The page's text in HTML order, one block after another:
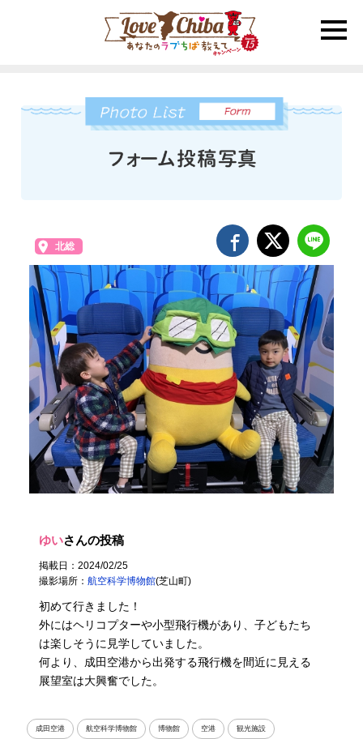
toggle
北総
ゆいさんの投稿
掲載日：2024/02/25
撮影場所：航空科学博物館(芝山町)
初めて行きました！
外にはヘリコプターや小型飛行機があり、子どもたち
は楽しそうに見学していました。
何より、成田空港から出発する飛行機を間近に見える
展望室は大興奮でした。
成田空港 航空科学博物館 博物館 空港 観光施設